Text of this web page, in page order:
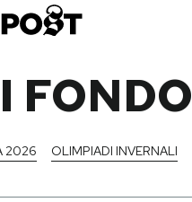
FONDO
2026 OLIMPIADI INVERNALI